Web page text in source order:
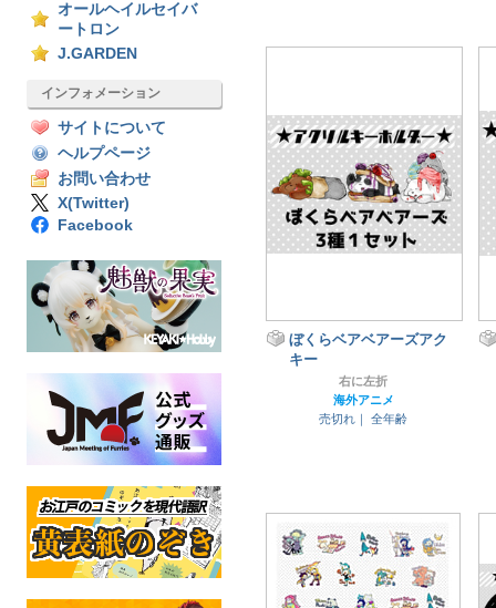
オールヘイルセイバ
ートロン
J.GARDEN
インフォメーション
サイトについて
ヘルプページ
お問い合わせ
X(Twitter)
Facebook
ぼくらベアベアーズアク
キー
右に左折
海外アニメ
売切れ｜
全年齢